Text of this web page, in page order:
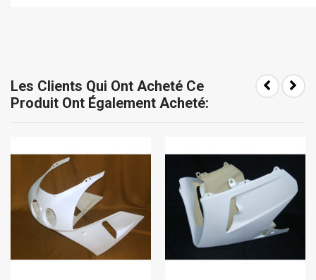
Les Clients Qui Ont Acheté Ce
Produit Ont Également Acheté: